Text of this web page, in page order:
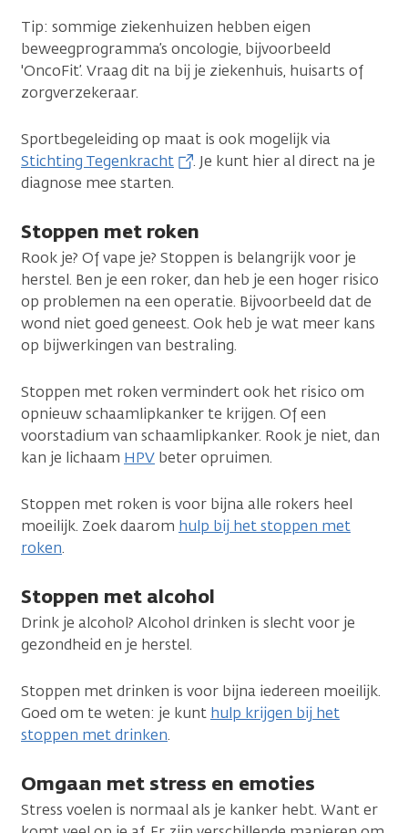
Tip: sommige ziekenhuizen hebben eigen
beweegprogramma’s oncologie, bijvoorbeeld
'OncoFit’. Vraag dit na bij je ziekenhuis, huisarts of
zorgverzekeraar.
Sportbegeleiding op maat is ook mogelijk via
Stichting Tegenkracht
. Je kunt hier al direct na je
diagnose mee starten.
Stoppen met roken
Rook je? Of vape je? Stoppen is belangrijk voor je
herstel. Ben je een roker, dan heb je een hoger risico
op problemen na een operatie. Bijvoorbeeld dat de
wond niet goed geneest. Ook heb je wat meer kans
op bijwerkingen van bestraling.
Stoppen met roken vermindert ook het risico om
opnieuw schaamlipkanker te krijgen. Of een
voorstadium van schaamlipkanker. Rook je niet, dan
kan je lichaam HPV beter opruimen.
Stoppen met roken is voor bijna alle rokers heel
moeilijk. Zoek daarom hulp bij het stoppen met
roken.
Stoppen met alcohol
Drink je alcohol? Alcohol drinken is slecht voor je
gezondheid en je herstel.
Stoppen met drinken is voor bijna iedereen moeilijk.
Goed om te weten: je kunt hulp krijgen bij het
stoppen met drinken.
Omgaan met stress en emoties
Stress voelen is normaal als je kanker hebt. Want er